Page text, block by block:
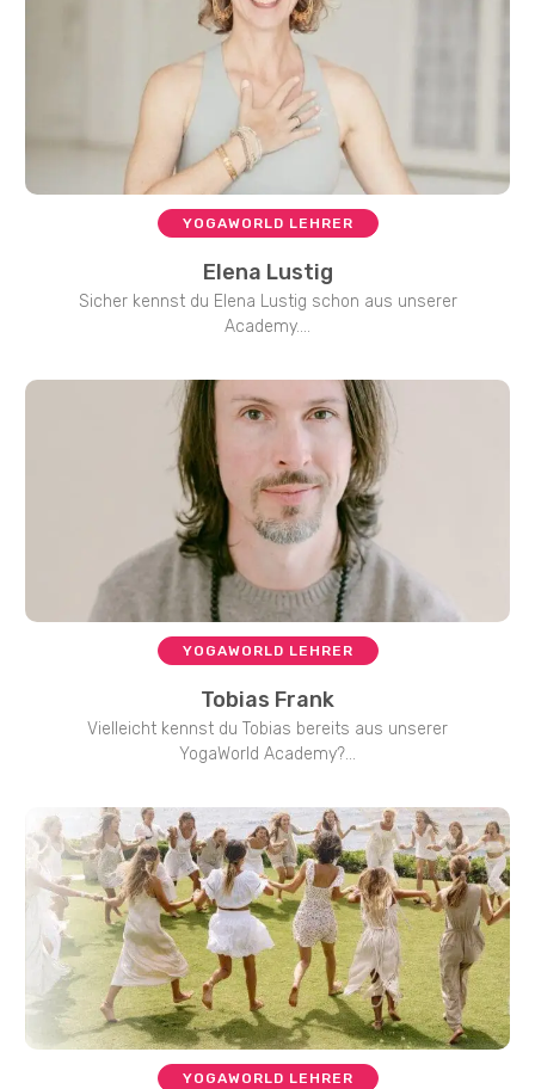
YOGAWORLD LEHRER
Elena Lustig
Sicher kennst du Elena Lustig schon aus unserer
Academy....
YOGAWORLD LEHRER
Tobias Frank
Vielleicht kennst du Tobias bereits aus unserer
YogaWorld Academy?...
YOGAWORLD LEHRER